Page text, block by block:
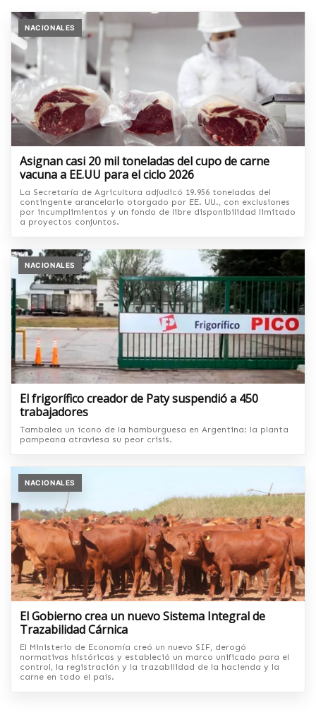
NACIONALES
Asignan casi 20 mil toneladas del cupo de carne
vacuna a EE.UU para el ciclo 2026
La Secretaría de Agricultura adjudicó 19.956 toneladas del
contingente arancelario otorgado por EE. UU., con exclusiones
por incumplimientos y un fondo de libre disponibilidad limitado
a proyectos conjuntos.
NACIONALES
El frigorífico creador de Paty suspendió a 450
trabajadores
Tambalea un ícono de la hamburguesa en Argentina: la planta
pampeana atraviesa su peor crisis.
NACIONALES
El Gobierno crea un nuevo Sistema Integral de
Trazabilidad Cárnica
El Ministerio de Economía creó un nuevo SIF, derogó
normativas históricas y estableció un marco unificado para el
control, la registración y la trazabilidad de la hacienda y la
carne en todo el país.